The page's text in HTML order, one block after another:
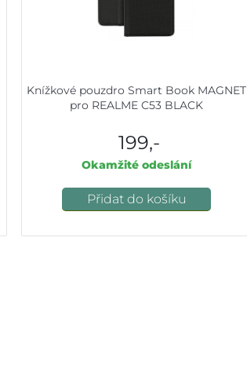
Knížkové pouzdro Smart Book MAGNET
pro REALME C53 BLACK
199,-
Okamžité odeslání
Přidat do košíku